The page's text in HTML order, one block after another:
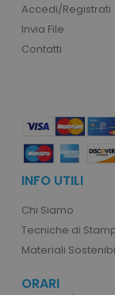
Accedi/Registrati
Invia File
Contatti
INFO UTILI
Chi Siamo
Tecniche di
Materiali
ORARI
mage-